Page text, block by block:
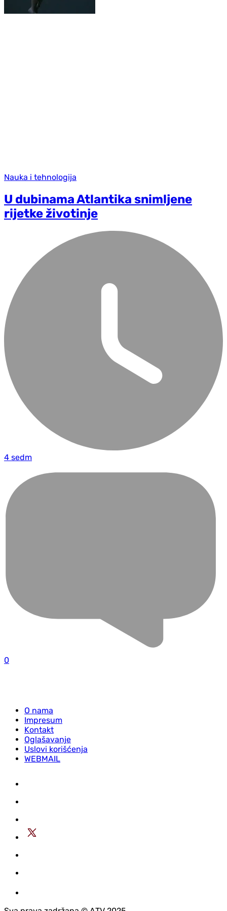
Nauka i tehnologija
U dubinama Atlantika snimljene
rijetke životinje
4 sedm
0
O nama
Impresum
Kontakt
Oglašavanje
Uslovi korišćenja
WEBMAIL